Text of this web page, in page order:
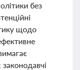
без
щодо